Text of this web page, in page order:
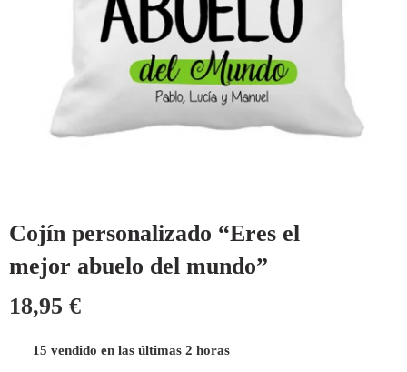
Cojín personalizado “Eres el
mejor abuelo del mundo”
18,95 €
15 vendido en las últimas 2 horas